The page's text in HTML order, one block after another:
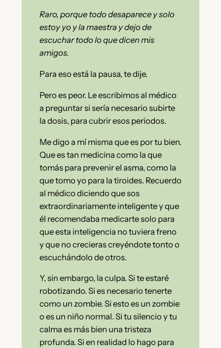
Raro, porque todo desaparece y solo
estoy yo y la maestra y dejo de
escuchar todo lo que dicen mis
amigos.
Para eso está la pausa, te dije.
Pero es peor. Le escribimos al médico
a preguntar si sería necesario subirte
la dosis, para cubrir esos periodos.
Me digo a mí misma que es por tu bien.
Que es tan medicina como la que
tomás para prevenir el asma, como la
que tomo yo para la tiroides. Recuerdo
al médico diciendo que sos
extraordinariamente inteligente y que
él recomendaba medicarte solo para
que esta inteligencia no tuviera freno
y que no crecieras creyéndote tonto o
escuchándolo de otros.
Y, sin embargo, la culpa. Si te estaré
robotizando. Si es necesario tenerte
como un zombie. Si esto es un zombie
o es un niño normal. Si tu silencio y tu
calma es más bien una tristeza
profunda. Si en realidad lo hago para